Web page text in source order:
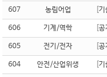
607 농림어업 기
606 기계/역학 공
605 전기/전자 공
604 안전/산업위생 기